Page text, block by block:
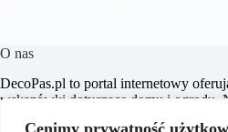
Cenimy prywatność
O nas
​DecoPas.pl to portal internetowy
wskazówki dotyczące domu i ogrodu.